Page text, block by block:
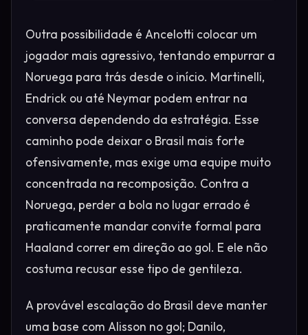
Outra possibilidade é Ancelotti colocar um
jogador mais agressivo, tentando empurrar a
Noruega para trás desde o início. Martinelli,
Endrick ou até Neymar podem entrar na
conversa dependendo da estratégia. Esse
caminho pode deixar o Brasil mais forte
ofensivamente, mas exige uma equipe muito
concentrada na recomposição. Contra a
Noruega, perder a bola no lugar errado é
praticamente mandar convite formal para
Haaland correr em direção ao gol. E ele não
costuma recusar esse tipo de gentileza.
A provável escalação do Brasil deve manter
uma base com Alisson no gol; Danilo,